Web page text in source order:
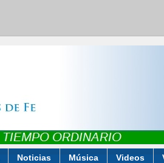
Noticias Música Videos